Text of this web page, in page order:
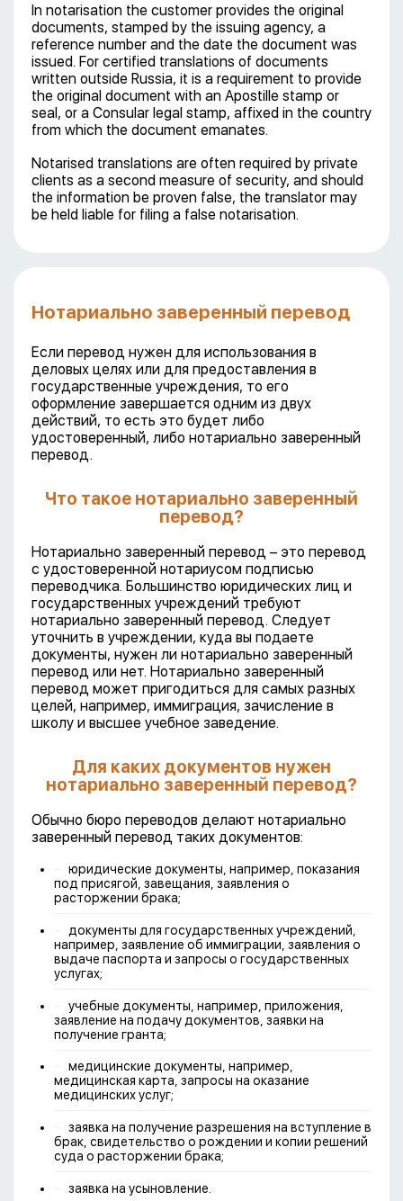
In notarisation the customer provides the original
documents, stamped by the issuing agency, a
reference number and the date the document was
issued. For certified translations of documents
written outside Russia, it is a requirement to provide
the original document with an Apostille stamp or
seal, or a Consular legal stamp, affixed in the country
from which the document emanates.
Notarised translations are often required by private
clients as a second measure of security, and should
the information be proven false, the translator may
be held liable for filing a false notarisation.
Нотариально заверенный перевод
Если перевод нужен для использования в
деловых целях или для предоставления в
государственные учреждения, то его
оформление завершается одним из двух
действий, то есть это будет либо
удостоверенный, либо нотариально заверенный
перевод.
Что такое нотариально заверенный
перевод?
Нотариально заверенный перевод – это перевод
с удостоверенной нотариусом подписью
переводчика. Большинство юридических лиц и
государственных учреждений требуют
нотариально заверенный перевод. Следует
уточнить в учреждении, куда вы подаете
документы, нужен ли нотариально заверенный
перевод или нет. Нотариально заверенный
перевод может пригодиться для самых разных
целей, например, иммиграция, зачисление в
школу и высшее учебное заведение.
Для каких документов нужен
нотариально заверенный перевод?
Обычно бюро переводов делают нотариально
заверенный перевод таких документов:
юридические документы, например, показания
под присягой, завещания, заявления о
расторжении брака;
документы для государственных учреждений,
например, заявление об иммиграции, заявления о
выдаче паспорта и запросы о государственных
услугах;
учебные документы, например, приложения,
заявление на подачу документов, заявки на
получение гранта;
медицинские документы, например,
медицинская карта, запросы на оказание
медицинских услуг;
заявка на получение разрешения на вступление в
брак, свидетельство о рождении и копии решений
суда о расторжении брака;
заявка на усыновление.